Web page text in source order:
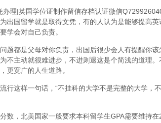
理|英国学位证制作留信存档认证微信
出国留学就是取得文凭，有的人认为是能够提高英
学会对自己负责。
题都是父母对你负责，出国后很少会人有提醒你该
不主动就很难进步，不进则退这是个简浅的道理。
更宽广的人生道路。
这样一句话，“不挂科的大学不是完整的大学，
数，北美国家一般要求本科留学生GPA需要维持